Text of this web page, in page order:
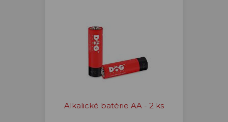
Alkalické batérie AA - 2 ks